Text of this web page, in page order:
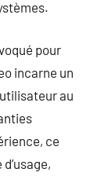
pour
incarne un
au
ce